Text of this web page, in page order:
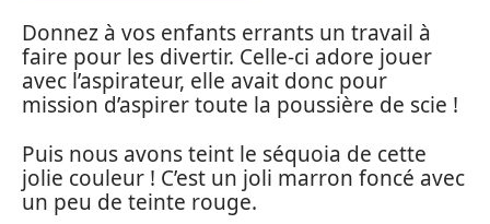
Donnez à vos enfants errants un travail à
faire pour les divertir. Celle-ci adore jouer
avec l’aspirateur, elle avait donc pour
mission d’aspirer toute la poussière de scie !
Puis nous avons teint le séquoia de cette
jolie couleur ! C’est un joli marron foncé avec
un peu de teinte rouge.